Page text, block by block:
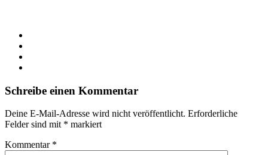
Schreibe einen Kommentar
Deine E-Mail-Adresse wird nicht veröffentlicht. Erforderliche
Felder sind mit * markiert
Kommentar *